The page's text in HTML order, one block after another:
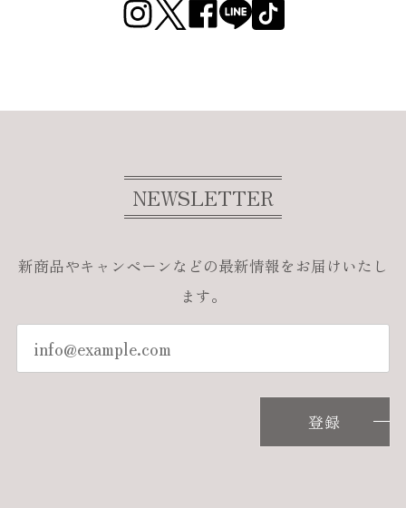
NEWSLETTER
新商品やキャンペーンなどの最新情報をお届けいたし
ます。
登録